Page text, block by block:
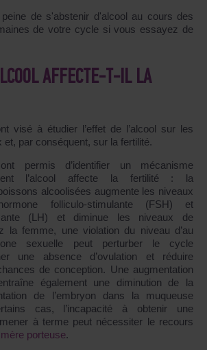
de s'abstenir d'alcool au cours des
de votre cycle si vous essayez de
AFFECTE-T-IL LA
visé à étudier l’effet de l’alcool sur les
et, par conséquent, sur la fertilité.
permis d’identifier un mécanisme
l’alcool affecte la fertilité : la
alcoolisées augmente les niveaux
folliculo-stimulante (FSH) et
(LH) et diminue les niveaux de
la femme, une violation du niveau d’au
sexuelle peut perturber le cycle
une absence d’ovulation et réduire
de conception. Une augmentation
également une diminution de la
de l’embryon dans la muqueuse
cas, l’incapacité à obtenir une
à terme peut nécessiter le recours
porteuse.